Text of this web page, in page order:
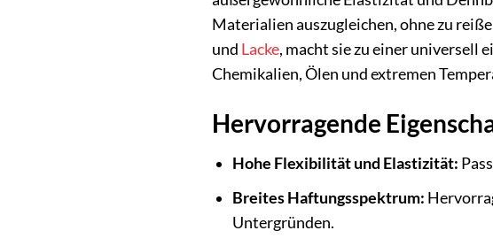
Materialien auszugleichen, ohne zu
und Lacke, macht sie zu einer universell
Chemikalien, Ölen und extremen
Hervorragende
Hohe Flexibilität und Elastizität:
Breites Haftungsspektrum:
Untergründen.